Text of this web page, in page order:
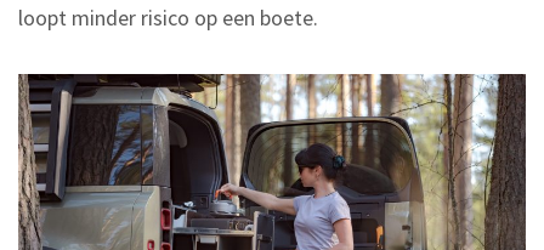
loopt minder risico op een boete.